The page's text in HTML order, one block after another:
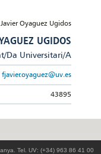
UGIDOS
Da Universitari/A
fjavier.oyaguez@uv.es
43895
Tel. UV: (+34) 963 86 41 00